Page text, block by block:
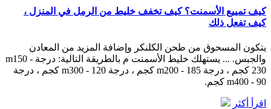
كيف تمييع الأسمنت؟ كيف تخفف خليط من الرمل في المنزل ،
كيف تفعل ذلك
يتكون المسحوق من طحن الكلنكر وإضافة المزيد من المعادن
والجبس. ... يستهلك خليط الأسمنت م بالطريقة التالية: درجة m150 -
230 كجم ، درجة m200 - 185 كجم ، درجة m300 - 120 كجم ، درجة
m400 - 90 كجم.
اقرأ أكثر